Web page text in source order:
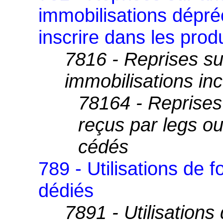
immobilisations
inscrire dans les
7816 - Reprises
immobilisations
78164 -
reçus par legs
cédés
789 - Utilisations de
dédiés
7891 -